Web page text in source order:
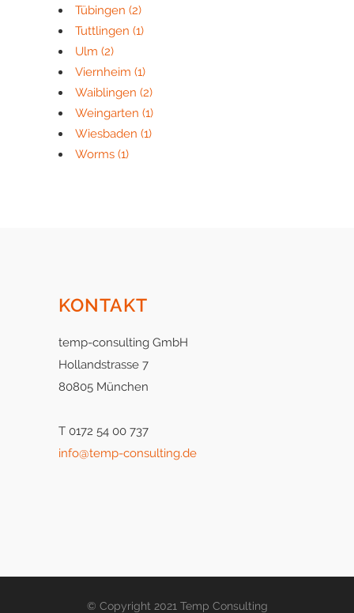
Tübingen (2)
Tuttlingen (1)
Ulm (2)
Viernheim (1)
Waiblingen (2)
Weingarten (1)
Wiesbaden (1)
Worms (1)
KONTAKT
temp-consulting GmbH
Hollandstrasse 7
80805 München
T 0172 54 00 737
info@temp-consulting.de
© Copyright 2021 Temp Consulting